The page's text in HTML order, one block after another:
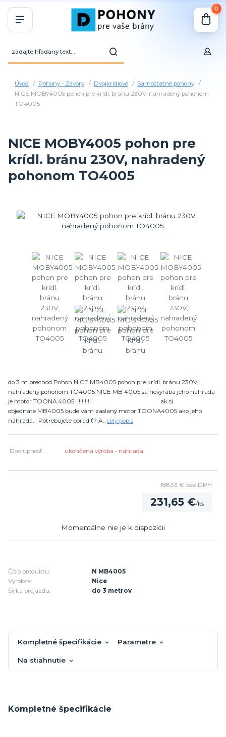
0
Úvod Pohony - Závory Dvojkrídlové
Samostatné pohony
NICE MOBY4005 pohon pre krídl. bránu 230V, nahradený pohonom
TO4005
NICE MOBY4005 pohon pre
krídl. bránu 230V, nahradený
pohonom TO4005
do 3 m prechod Pohon NICE MB4005 pohon pre krídl. bránu 230V,
nahradený pohonom TO4005 NICE MB 4005 sa nevyrába jeho náhrada
je motor TOONA 4005 !!!!!!!!! ak si
objednáte MB4005 bude vám zaslaný motor TOONA4005 ako jeho
náhrada. Potrebujete poradiť? A... celý popis
Dostupnosť ukončená výroba - náhrada
231,65 €/ks
188,33 € bez DPH
Momentálne nie je k dispozícii
Číslo produktu:
N MB4005
Výrobca:
Nice
Šírka prejazdu:
do 3 metrov
Kompletné špecifikácie Parametre
Na stiahnutie
Kompletné špecifikácie